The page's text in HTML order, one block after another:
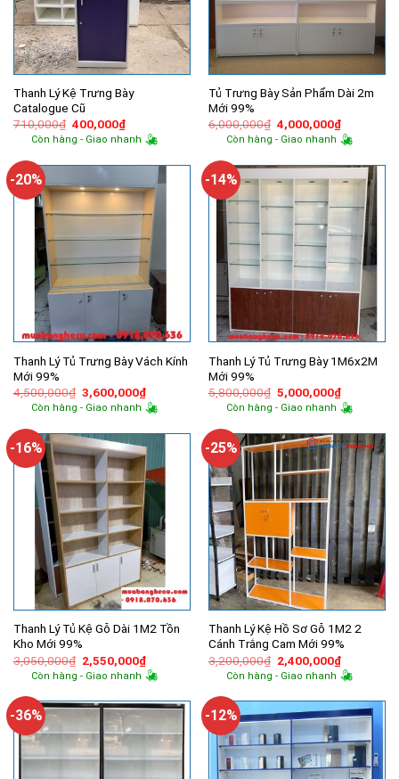
Thanh Lý Kệ Trưng Bày
Catalogue Cũ
710,000₫ Giá
gốc
là:
400,000₫Giá
hiện
tại
400,000₫.
Còn hàng - Giao nhanh
Tủ Trưng Bày Sản Phẩm Dài 2m
Mới 99%
6,000,000₫ Giá
gốc
là:
4,000,000₫Giá
hiện
tại
Còn hàng - Giao nhanh
-20%
Thanh Lý Tủ Trưng Bày Vách Kính
Mới 99%
4,500,000₫ Giá
gốc
là:
3,600,000₫Giá
hiện
tại
3,600,000₫.
Còn hàng - Giao nhanh
-14%
Thanh Lý Tủ Trưng Bày 1M6x2M
Mới 99%
5,800,000₫ Giá
gốc
là:
5,000,000₫Giá
hiện
tại
Còn hàng - Giao nhanh
-16%
Thanh Lý Tủ Kệ Gỗ Dài 1M2 Tồn
Kho Mới 99%
3,050,000₫ Giá
gốc
là:
2,550,000₫Giá
hiện
tại
2,550,000₫.
Còn hàng - Giao nhanh
-25%
Thanh Lý Kệ Hồ Sơ Gỗ 1M2 2
Cánh Trắng Cam Mới 99%
3,200,000₫ Giá
gốc
là:
2,400,000₫Giá
hiện
tại
Còn hàng - Giao nhanh
-36% -12%